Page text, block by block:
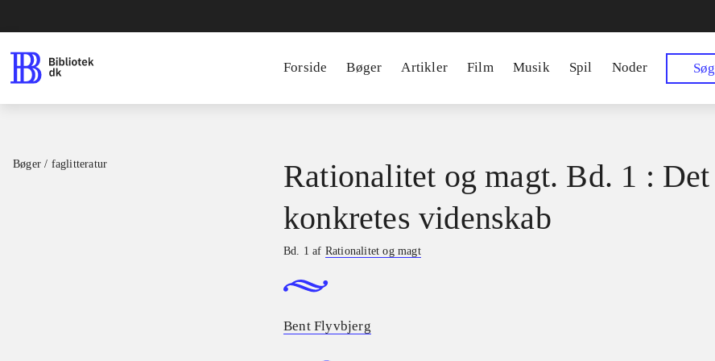
Forside Bøger Artikler Film Musik Spil Noder Søg
Bøger / faglitteratur
Rationalitet og magt. Bd. 1 : Det
konkretes videnskab
Bd. 1 af Rationalitet og magt
Bent Flyvbjerg